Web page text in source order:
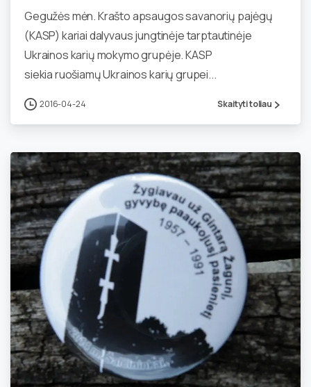
Gegužės mėn. Krašto apsaugos savanorių pajėgų
(KASP) kariai dalyvaus jungtinėje tarptautinėje
Ukrainos karių mokymo grupėje. KASP
siekia ruošiamų Ukrainos karių grupei...
2016-04-24 Skaityti toliau